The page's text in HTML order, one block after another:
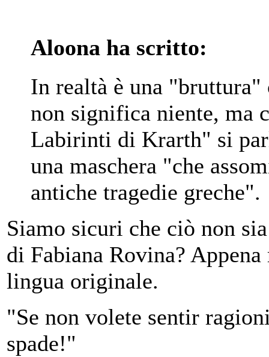
Aloona ha scritto:
In realtà è una
non significa niente, ma
Labirinti di Krarth" si
una maschera "che
antiche tragedie greche".
Siamo sicuri che ciò non
di Fabiana Rovina?
lingua originale.
"Se non volete sentir
spade!"